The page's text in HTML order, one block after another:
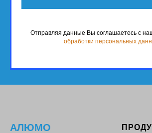
Отправляя данные Вы соглашаетесь с
обработки персональных
АЛЮМО